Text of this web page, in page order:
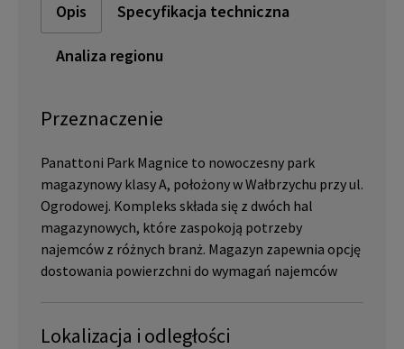
Opis Specyfikacja techniczna
Analiza regionu
Przeznaczenie
Panattoni Park Magnice to nowoczesny park
magazynowy klasy A, położony w Wałbrzychu przy ul.
Ogrodowej. Kompleks składa się z dwóch hal
magazynowych, które zaspokoją potrzeby
najemców z różnych branż. Magazyn zapewnia opcję
dostowania powierzchni do wymagań najemców
Lokalizacja i odległości